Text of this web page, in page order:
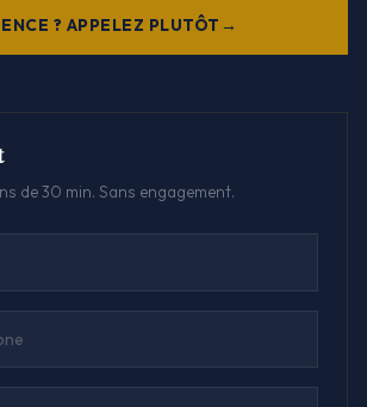
? APPELEZ PLUTÔT
de 30 min. Sans engagement.